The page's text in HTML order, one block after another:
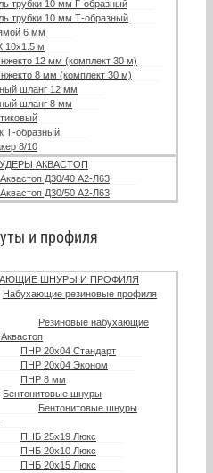
трубки 10 мм Г-образный
трубки 10 мм Т-образный
6 мм
10х1.5 м
12 мм (комплект 30 м)
8 мм (комплект 30 м)
шланг 12 мм
шланг 8 мм
Т-образный
8/10
АКВАСТОП
Д30/40 А2-Л63
Д30/50 А2-Л63
и профиля
ШНУРЫ И ПРОФИЛЯ
Набухающие резиновые профиля
Резиновые набухающие
ПНР 20х04 Стандарт
ПНР 20х04 Эконом
ПНР 8 мм
Бентонитовые шнуры
Бентонитовые шнуры
ПНБ 25х19 Люкс
ПНБ 20х10 Люкс
ПНБ 20х15 Люкс